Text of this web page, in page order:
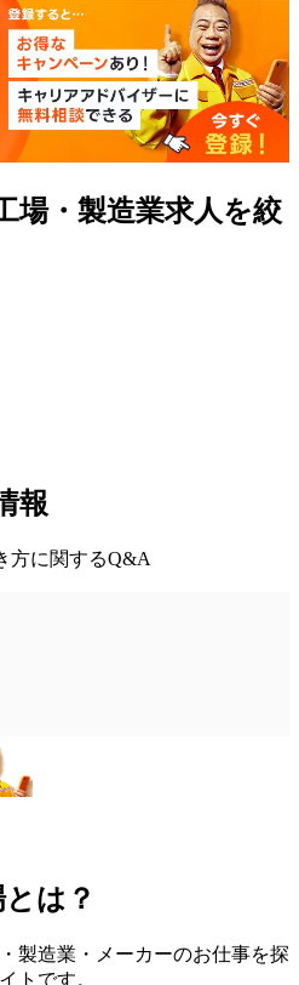
場・製造業求人を絞
報
方に関するQ&A
は？
製造業・メーカーのお仕事を探
トです。